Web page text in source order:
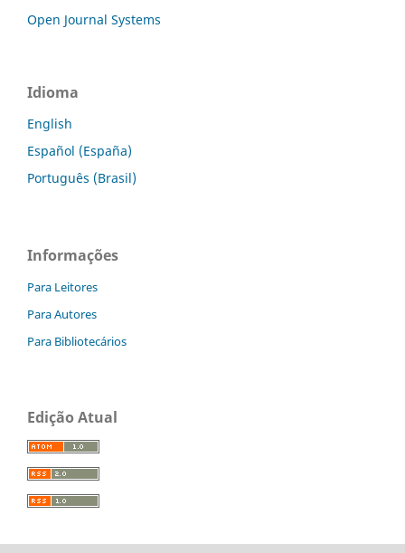
Open Journal Systems
Idioma
English
Español (España)
Português (Brasil)
Informações
Para Leitores
Para Autores
Para Bibliotecários
Edição Atual